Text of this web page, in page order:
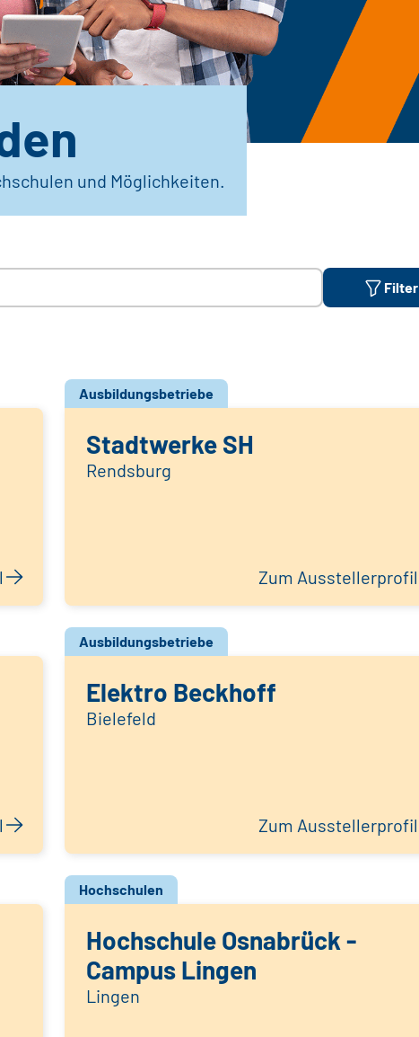
und Möglichkeiten.
Filter
Ausbildungsbetriebe
Stadtwerke SH
Rendsburg
Zum Ausstellerprofil
Ausbildungsbetriebe
Elektro Beckhoff
Bielefeld
Zum Ausstellerprofil
Hochschulen
Hochschule Osnabrück -
Campus Lingen
Lingen